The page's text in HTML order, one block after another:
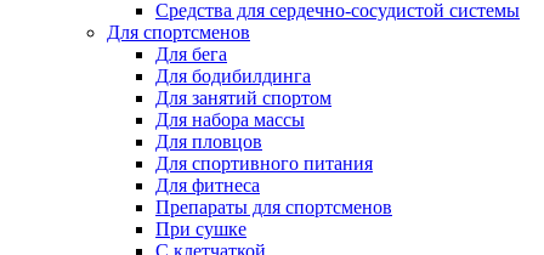
Средства для сердечно-сосудистой системы
Для спортсменов
Для бега
Для бодибилдинга
Для занятий спортом
Для набора массы
Для пловцов
Для спортивного питания
Для фитнеса
Препараты для спортсменов
При сушке
С клетчаткой